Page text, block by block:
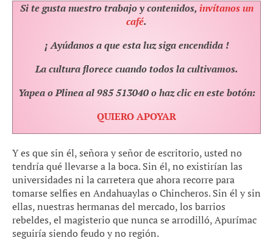
Si te gusta nuestro trabajo y contenidos,invítanos un
café.
¡ Ayúdanos a que esta luz siga encendida !
La cultura florece cuando todos la cultivamos.
Yapea o Plinea al 985 513040 o haz clic en este botón:
QUIERO APOYAR
Y es que sin él, señora y señor de escritorio, usted no
tendría qué llevarse a la boca. Sin él, no existirían las
universidades ni la carretera que ahora recorre para
tomarse selfies en Andahuaylas o Chincheros. Sin él y sin
ellas, nuestras hermanas del mercado, los barrios
rebeldes, el magisterio que nunca se arrodilló, Apurímac
seguiría siendo feudo y no región.